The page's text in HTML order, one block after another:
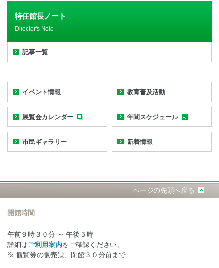
特任館長ノート
Director's Note
記事一覧
イベント情報 教育普及活動
展覧会カレンダー 年間スケジュール
市民ギャラリー 新着情報
ページの先頭へ戻る
開館時間
午前９時３０分 ～ 午後５時
詳細はご利用案内をご確認ください。
※ 観覧券の販売は、閉館３０分前まで